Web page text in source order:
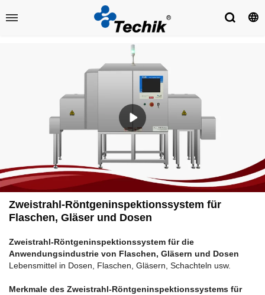
Zweistrahl-Röntgeninspektionssystem für
Flaschen, Gläser und Dosen
Zweistrahl-Röntgeninspektionssystem für die
Anwendungsindustrie von Flaschen, Gläsern und Dosen
Lebensmittel in Dosen, Flaschen, Gläsern, Schachteln usw.
Merkmale des Zweistrahl-Röntgeninspektionssystems für